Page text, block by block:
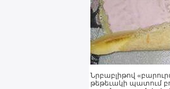
Նրբաբլիթով
թեթեւակի պատում